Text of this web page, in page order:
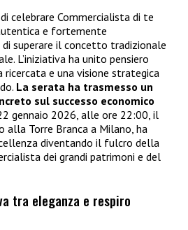
celebrare Commercialista di te
e fortemente
superare il concetto tradizionale
L’iniziativa ha unito pensiero
e una visione strategica
La serata ha trasmesso un
sul successo economico
gennaio 2026, alle ore 22:00, il
alla Torre Branca a Milano, ha
diventando il fulcro della
dei grandi patrimoni e del
tra eleganza e respiro